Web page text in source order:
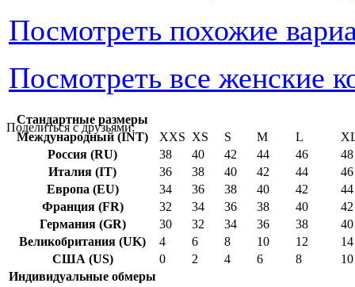
Посмотреть похожие
Посмотреть все женские
Поделиться с друзьями:
Стандартные размеры
Международный (INT)
XXS XS S M L
Россия (RU)
38 40 42 44 46
48
Италия (IT)
36 38 40 42 44
46
Европа (EU)
34 36 38 40 42
44
Франция (FR)
32 34 36 38 40
42
Германия (GR)
30 32 34 36 38
40
Великобритания (UK)
4 6 8 10 12
14
США (US)
0 2 4 6 8
10
Индивидуальные обмеры